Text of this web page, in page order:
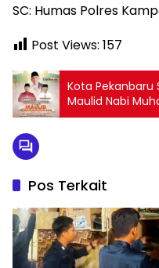
SC: Humas Polres
Post Views: 157
Kota Pekanbaru
Maulid Nabi
Pos Terkait